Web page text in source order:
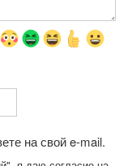
на свой e-mail.